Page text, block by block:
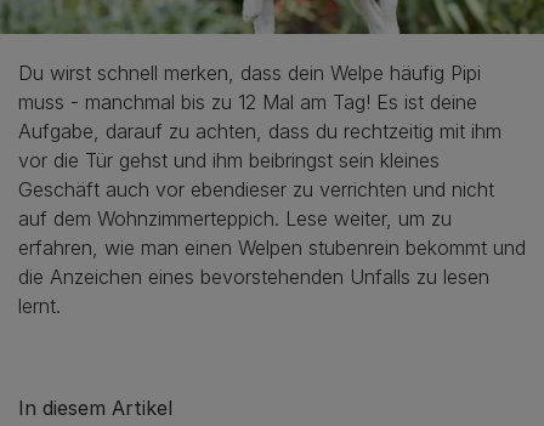
Du wirst schnell merken, dass dein Welpe häufig Pipi
muss - manchmal bis zu 12 Mal am Tag! Es ist deine
Aufgabe, darauf zu achten, dass du rechtzeitig mit ihm
vor die Tür gehst und ihm beibringst sein kleines
Geschäft auch vor ebendieser zu verrichten und nicht
auf dem Wohnzimmerteppich. Lese weiter, um zu
erfahren, wie man einen Welpen stubenrein bekommt und
die Anzeichen eines bevorstehenden Unfalls zu lesen
lernt.
In diesem Artikel